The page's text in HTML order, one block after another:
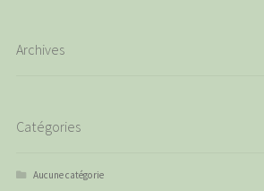
Archives
Catégories
Aucune catégorie